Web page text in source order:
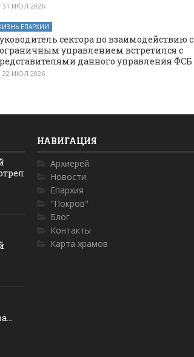
31 ИЮЛ 2026
ЕПАРХИИ
сектора по взаимодействию с
управлением встретился с
данного управления ФСБ
22 ИЮЛ 2026
НАВИГАЦИЯ
Архиерей
Новости
Епархия
"Покров"
Блог
Контакты
Карта храмов